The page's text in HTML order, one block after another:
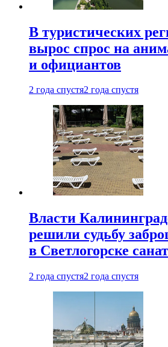
В туристических
вырос спрос на
и официантов
2 года спустя2 года спустя
Власти
решили судьбу
в Светлогорске
2 года спустя2 года спустя